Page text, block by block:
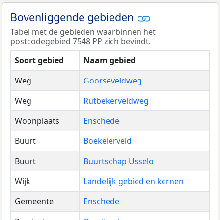
Bovenliggende gebieden
Tabel met de gebieden waarbinnen het
postcodegebied 7548 PP zich bevindt.
Soort gebied
Naam gebied
Weg
Goorseveldweg
Weg
Rutbekerveldweg
Woonplaats
Enschede
Buurt
Boekelerveld
Buurt
Buurtschap Usselo
Wijk
Landelijk gebied en kernen
Gemeente
Enschede